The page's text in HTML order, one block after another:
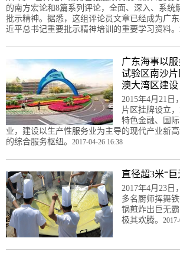
的南方宏论和8篇系列评论，全面、深入、系统
批示精神。据悉，这组评论员文章已经成为广
近平总书记重要批示精神培训的重要学习资料。
广东海事以
试验区南沙
澳大湾区建设
2015年4月21
片区挂牌设立
特色金融、国
业，建设以生产性服务业为主导的现代产业新
的综合服务枢纽。 2017-04-26 16:38
直径超3米“
2017年4月23
多名厨师挥舞
锅煎炸出巨无
极其欢腾。